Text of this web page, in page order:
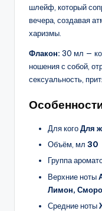
шлейф, который
вечера, создавая
харизмы.
Флакон: 30 мл —
ношения с собой,
сексуальность,
Для когоДля
Объём, мл 30
Группа
Верхние ноты
Лимон,
Средние ноты